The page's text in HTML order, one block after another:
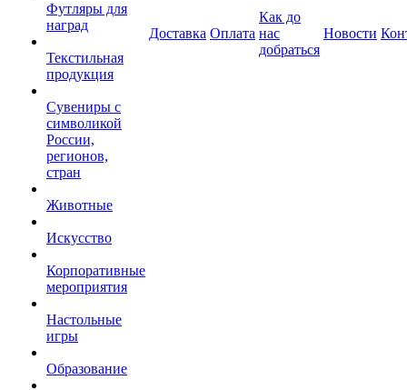
Футляры для
наград
Текстильная
продукция
Сувениры с
символикой
России,
регионов,
стран
Животные
Искусство
Корпоративные
мероприятия
Настольные
игры
Образование
Доставка Оплата
Как до
нас
добраться
Новости